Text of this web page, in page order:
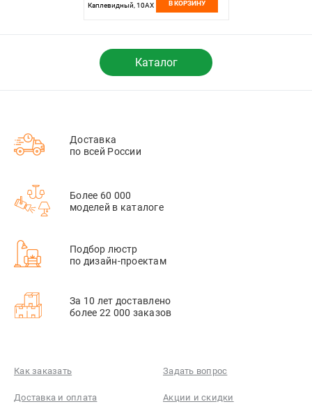
Каплевидный, 10AX
В КОРЗИНУ
Каталог
Доставка
по всей России
Более 60 000
моделей в каталоге
Подбор люстр
по дизайн-проектам
За 10 лет доставлено
более 22 000 заказов
Как заказать Задать вопрос
Доставка и оплата Акции и скидки